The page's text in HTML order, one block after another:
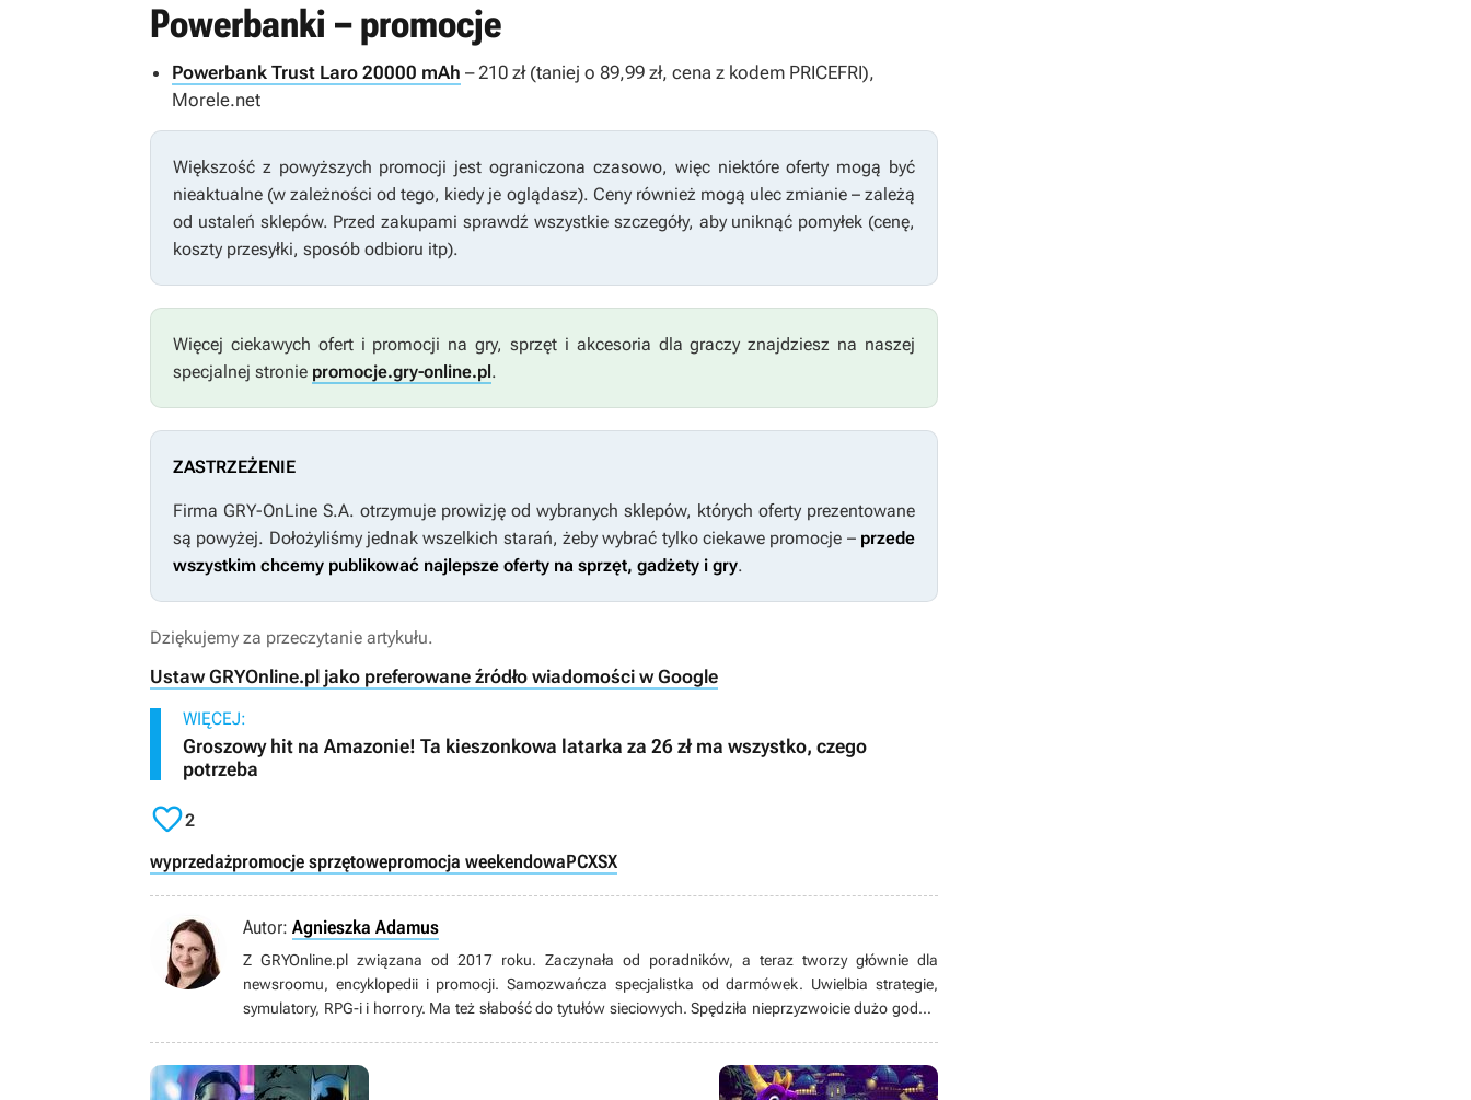
Powerbanki – promocje
Powerbank Trust Laro 20000 mAh – 210 zł (taniej o 89,99 zł, cena z kodem PRICEFRI),
Morele.net
Większość z powyższych promocji jest ograniczona czasowo, więc niektóre oferty mogą być
nieaktualne (w zależności od tego, kiedy je oglądasz). Ceny również mogą ulec zmianie – zależą
od ustaleń sklepów. Przed zakupami sprawdź wszystkie szczegóły, aby uniknąć pomyłek (cenę,
koszty przesyłki, sposób odbioru itp).
Więcej ciekawych ofert i promocji na gry, sprzęt i akcesoria dla graczy znajdziesz na naszej
specjalnej stronie promocje.gry-online.pl .
ZASTRZEŻENIE
Firma GRY-OnLine S.A. otrzymuje prowizję od wybranych sklepów, których oferty prezentowane
są powyżej. Dołożyliśmy jednak wszelkich starań, żeby wybrać tylko ciekawe promocje – przede
wszystkim chcemy publikować najlepsze oferty na sprzęt, gadżety i gry.
Dziękujemy za przeczytanie artykułu.
Ustaw GRYOnline.pl jako preferowane źródło wiadomości w Google
WIĘCEJ:
Groszowy hit na Amazonie! Ta kieszonkowa latarka za 26 zł ma wszystko, czego
potrzeba
2
wyprzedażpromocje sprzętowepromocja weekendowaPCXSX
Autor: Agnieszka Adamus
Z GRYOnline.pl związana od 2017 roku. Zaczynała od poradników, a teraz tworzy głównie dla
newsroomu, encyklopedii i promocji. Samozwańcza specjalistka od darmówek. Uwielbia strategie,
symulatory, RPG-i i horrory. Ma też słabość do tytułów sieciowych. Spędziła nieprzyzwoicie dużo godzin
jednak humanista, który od dzieciństwa uwielbia gry.